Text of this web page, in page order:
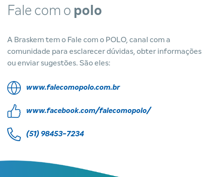
Fale com o polo
A Braskem tem o Fale com o POLO, canal com a
comunidade para esclarecer dúvidas, obter informações
ou enviar sugestões. São eles:
www.falecomopolo.com.br
www.facebook.com/falecomopolo/
(51) 98453-7234